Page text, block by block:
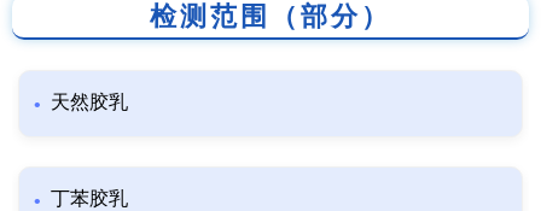
检测范围（部分）
天然胶乳
丁苯胶乳